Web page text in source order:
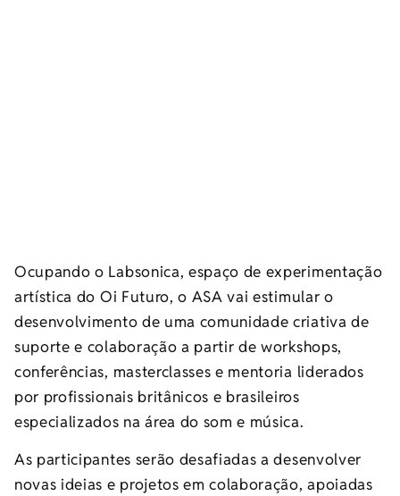
Ocupando o Labsonica, espaço de experimentação
artística do Oi Futuro, o ASA vai estimular o
desenvolvimento de uma comunidade criativa de
suporte e colaboração a partir de workshops,
conferências, masterclasses e mentoria liderados
por profissionais britânicos e brasileiros
especializados na área do som e música.
As participantes serão desafiadas a desenvolver
novas ideias e projetos em colaboração, apoiadas